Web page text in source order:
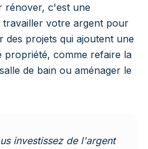
rénover, c'est une
votre argent pour
des projets qui ajoutent une
propriété, comme refaire la
de bain ou aménager le
investissez de l'argent